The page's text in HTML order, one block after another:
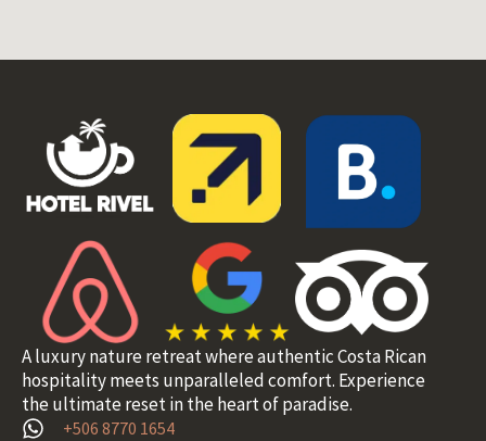
A luxury nature retreat where authentic Costa Rican
hospitality meets unparalleled comfort. Experience
the ultimate reset in the heart of paradise.
+506 8770 1654